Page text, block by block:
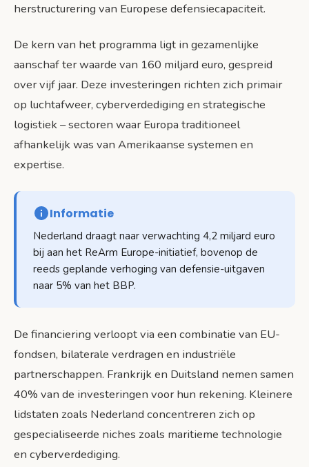
herstructurering van Europese defensiecapaciteit.
De kern van het programma ligt in gezamenlijke
aanschaf ter waarde van 160 miljard euro, gespreid
over vijf jaar. Deze investeringen richten zich primair
op luchtafweer, cyberverdediging en strategische
logistiek – sectoren waar Europa traditioneel
afhankelijk was van Amerikaanse systemen en
expertise.
Informatie
Nederland draagt naar verwachting 4,2 miljard euro
bij aan het ReArm Europe-initiatief, bovenop de
reeds geplande verhoging van defensie-uitgaven
naar 5% van het BBP.
De financiering verloopt via een combinatie van EU-
fondsen, bilaterale verdragen en industriële
partnerschappen. Frankrijk en Duitsland nemen samen
40% van de investeringen voor hun rekening. Kleinere
lidstaten zoals Nederland concentreren zich op
gespecialiseerde niches zoals maritieme technologie
en cyberverdediging.